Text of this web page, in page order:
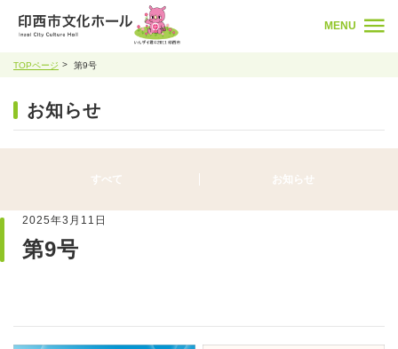
MENU
TOPページ 第9号
お知らせ
すべて お知らせ
2025年3月11日
第9号